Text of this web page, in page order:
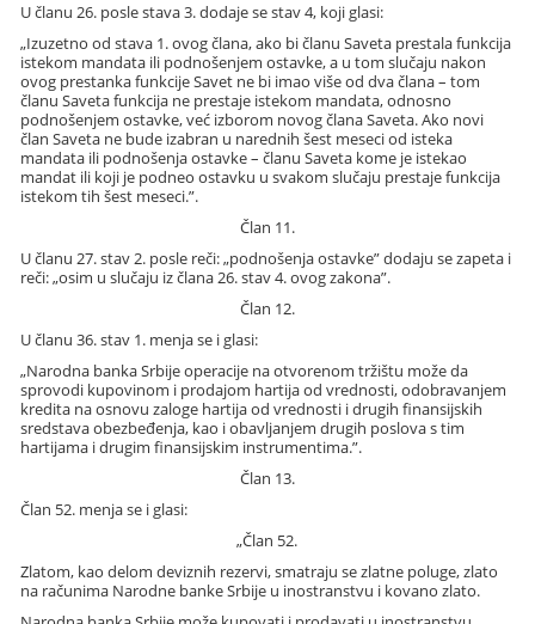
U članu 26. posle stava 3. dodaje se stav 4, koji glasi:
„Izuzetno od stava 1. ovog člana, ako bi članu Saveta prestala funkcija
istekom mandata ili podnošenjem ostavke, a u tom slučaju nakon
ovog prestanka funkcije Savet ne bi imao više od dva člana – tom
članu Saveta funkcija ne prestaje istekom mandata, odnosno
podnošenjem ostavke, već izborom novog člana Saveta. Ako novi
član Saveta ne bude izabran u narednih šest meseci od isteka
mandata ili podnošenja ostavke – članu Saveta kome je istekao
mandat ili koji je podneo ostavku u svakom slučaju prestaje funkcija
istekom tih šest meseci.”.
Član 11.
U članu 27. stav 2. posle reči: „podnošenja ostavke” dodaju se zapeta i
reči: „osim u slučaju iz člana 26. stav 4. ovog zakona”.
Član 12.
U članu 36. stav 1. menja se i glasi:
„Narodna banka Srbije operacije na otvorenom tržištu može da
sprovodi kupovinom i prodajom hartija od vrednosti, odobravanjem
kredita na osnovu zaloge hartija od vrednosti i drugih finansijskih
sredstava obezbeđenja, kao i obavljanjem drugih poslova s tim
hartijama i drugim finansijskim instrumentima.”.
Član 13.
Član 52. menja se i glasi:
„Član 52.
Zlatom, kao delom deviznih rezervi, smatraju se zlatne poluge, zlato
na računima Narodne banke Srbije u inostranstvu i kovano zlato.